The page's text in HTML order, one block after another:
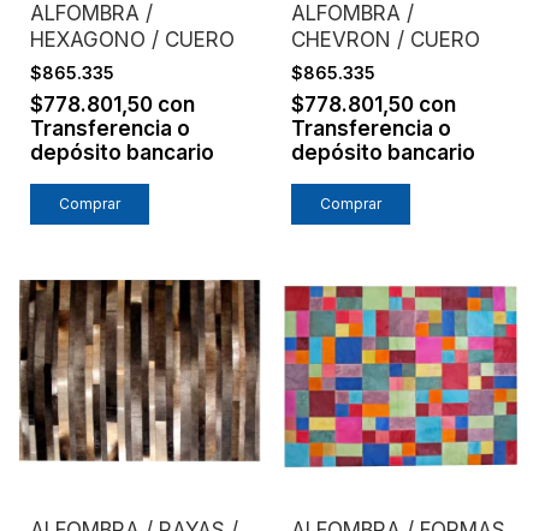
ALFOMBRA /
HEXAGONO / CUERO
$865.335
$778.801,50 con
Transferencia o
depósito bancario
Comprar
ALFOMBRA /
CHEVRON / CUERO
$865.335
$778.801,50 con
Transferencia o
depósito bancario
Comprar